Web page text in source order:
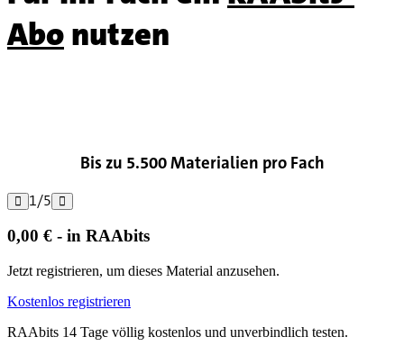
Abonutzen
Bis zu 5.500 Materialien pro Fach
 1/5 
0,00 € - in RAAbits
Jetzt registrieren, um dieses Material anzusehen.
Kostenlos registrieren
RAAbits 14 Tage völlig kostenlos und unverbindlich testen.